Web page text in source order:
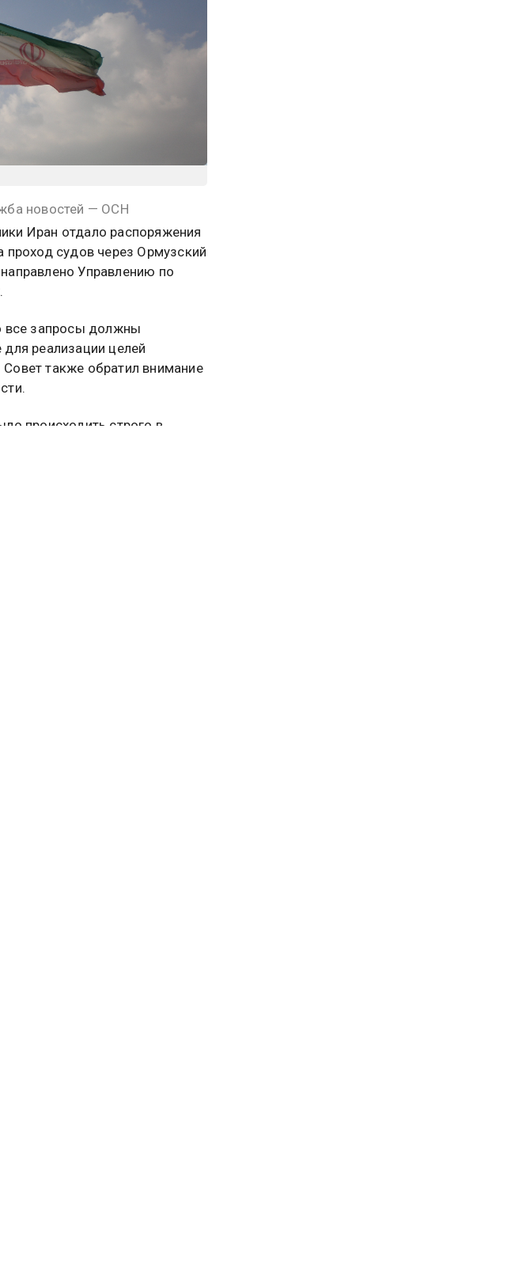
новостей — ОСН
Иран отдало распоряжения
проход судов через Ормузский
Управлению по
все запросы должны
реализации целей
также обратил внимание
происходить строго в